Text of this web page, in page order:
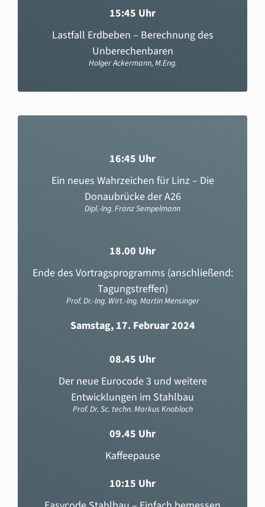
15:45 Uhr
Lastfall Erdbeben – Berechnung des
Unberechenbaren
Holger Ackermann, M.Eng.
16:45 Uhr
Ein neues Wahrzeichen für Linz – Die
Donaubrücke der A26
Dipl.-Ing. Franz Sempelmann
18.00 Uhr
Ende des Vortragsprogramms (anschließend:
Tagungstreffen)
Prof. Dr.-Ing. Wirt.-Ing. Martin Mensinger
Samstag, 17. Februar 2024
08.45 Uhr
Der neue Eurocode 3 und weitere
Entwicklungen im Stahlbau
Prof. Dr. Sc. techn. Markus Knobloch
09.45 Uhr
Kaffeepause
10:15 Uhr